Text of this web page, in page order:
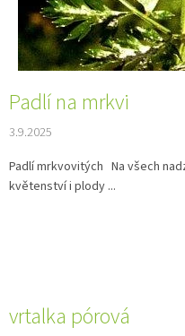
Padlí na mrkvi
3.9.2025
Padlí mrkvovitých Na všech
květenství i plody ...
vrtalka pórová